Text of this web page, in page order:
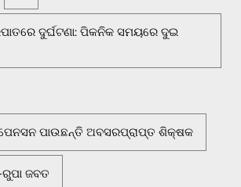
ଦୁର୍ଘଟଣା: ପିକନିକ ସମୟରେ ଦୁଇ
ପେନସନ ପାଉଛନ୍ତି ଅବସରପ୍ରାପ୍ତ ଶିକ୍ଷକ
ଜବତ